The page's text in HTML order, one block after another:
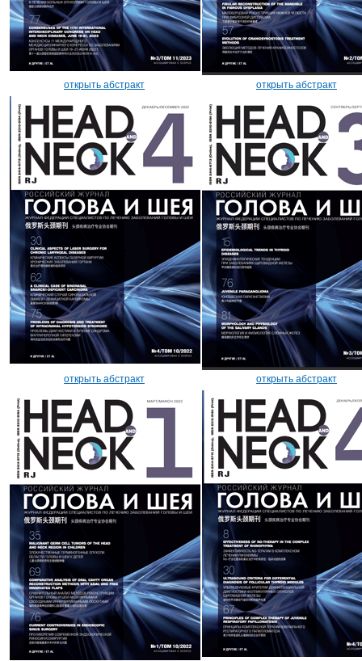
открыть абстракт открыть абстракт
открыть абстракт открыть абстракт